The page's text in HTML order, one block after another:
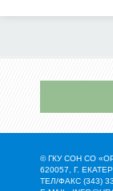
© ГКУ СОН СО
620057, Г.
ТЕЛ/ФАКС (343)